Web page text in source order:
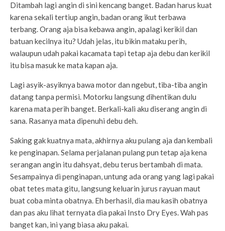
Ditambah lagi angin di sini kencang banget. Badan harus kuat
karena sekali tertiup angin, badan orang ikut terbawa
terbang. Orang aja bisa kebawa angin, apalagi kerikil dan
batuan kecilnya itu? Udah jelas, itu bikin mataku perih,
walaupun udah pakai kacamata tapi tetap aja debu dan kerikil
itu bisa masuk ke mata kapan aja.
Lagi asyik-asyiknya bawa motor dan ngebut, tiba-tiba angin
datang tanpa permisi. Motorku langsung dihentikan dulu
karena mata perih banget. Berkali-kali aku diserang angin di
sana. Rasanya mata dipenuhi debu deh.
Saking gak kuatnya mata, akhirnya aku pulang aja dan kembali
ke penginapan. Selama perjalanan pulang pun tetap aja kena
serangan angin itu dahsyat, debu terus bertambah di mata.
Sesampainya di penginapan, untung ada orang yang lagi pakai
obat tetes mata gitu, langsung keluarin jurus rayuan maut
buat coba minta obatnya. Eh berhasil, dia mau kasih obatnya
dan pas aku lihat ternyata dia pakai Insto Dry Eyes. Wah pas
banget kan, ini yang biasa aku pakai.